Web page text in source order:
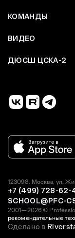
КОМАНДЫ
ВИДЕО
ДЮСШ ЦСКА-2
2001—2026 ©
рекомендательные
123098, Москва, ул.
+7 (499) 728-62-
SCHOOL@PFC-
Сделано в